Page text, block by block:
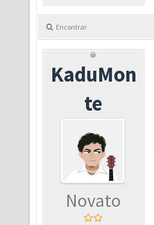
Encontrar
KaduMon
te
Novato